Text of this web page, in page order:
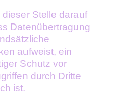
Stelle darauf
Datenübertragung
aufweist, ein
Schutz vor
durch Dritte
ist.